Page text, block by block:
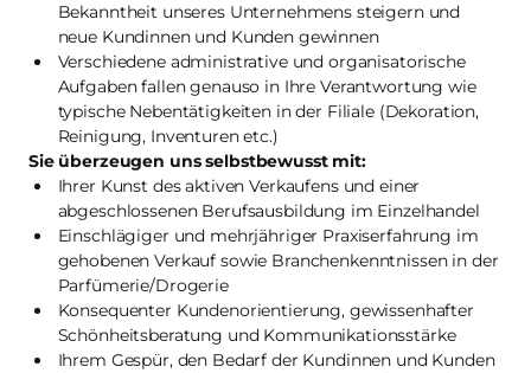
Bekanntheit unseres Unternehmens steigern und
neue Kundinnen und Kunden gewinnen
Verschiedene administrative und organisatorische
Aufgaben fallen genauso in Ihre Verantwortung wie
typische Nebentätigkeiten in der Filiale (Dekoration,
Reinigung, Inventuren etc.)
Sie überzeugen uns selbstbewusst mit:
Ihrer Kunst des aktiven Verkaufens und einer
abgeschlossenen Berufsausbildung im Einzelhandel
Einschlägiger und mehrjähriger Praxiserfahrung im
gehobenen Verkauf sowie Branchenkenntnissen in der
Parfümerie/Drogerie
Konsequenter Kundenorientierung, gewissenhafter
Schönheitsberatung und Kommunikationsstärke
Ihrem Gespür, den Bedarf der Kundinnen und Kunden